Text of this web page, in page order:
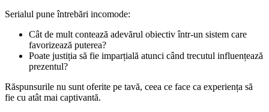
Serialul pune întrebări incomode:
Cât de mult contează adevărul obiectiv într-un sistem care
favorizează puterea?
Poate justiția să fie imparțială atunci când trecutul influențează
prezentul?
Răspunsurile nu sunt oferite pe tavă, ceea ce face ca experiența să
fie cu atât mai captivantă.